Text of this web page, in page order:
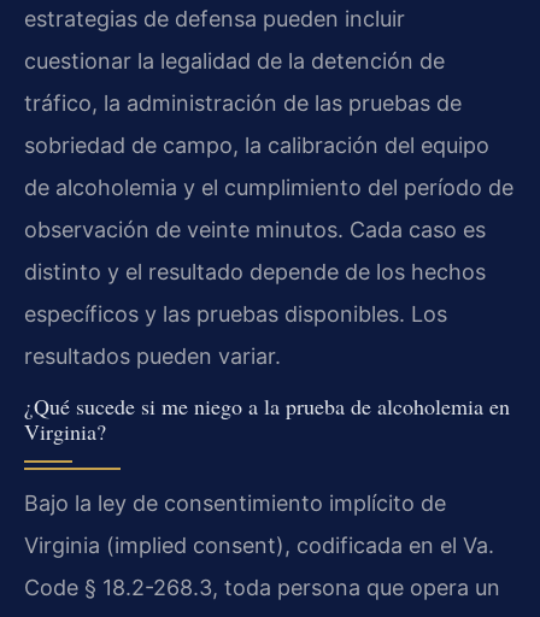
estrategias de defensa pueden incluir
cuestionar la legalidad de la detención de
tráfico, la administración de las pruebas de
sobriedad de campo, la calibración del equipo
de alcoholemia y el cumplimiento del período de
observación de veinte minutos. Cada caso es
distinto y el resultado depende de los hechos
específicos y las pruebas disponibles. Los
resultados pueden variar.
¿Qué sucede si me niego a la prueba de alcoholemia en
Virginia?
Bajo la ley de consentimiento implícito de
Virginia (implied consent), codificada en el Va.
Code § 18.2-268.3, toda persona que opera un